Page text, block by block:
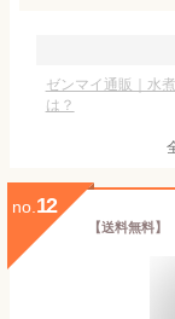
ゼンマイ通販｜水
は？
no. 12